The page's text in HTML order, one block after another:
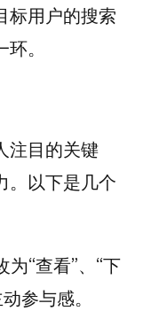
标用户的搜索
。
注目的关键
。以下是几个
为“查看”、“下
参与感。